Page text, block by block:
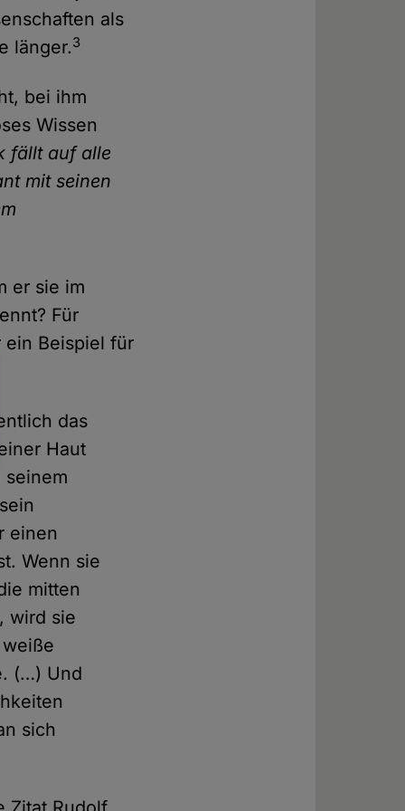
als
länger.3
bei ihm
Wissen
fällt auf alle
mit seinen
er sie im
Für
ein Beispiel für
das
Haut
einen
Wenn sie
mitten
wird sie
(…) Und
sich